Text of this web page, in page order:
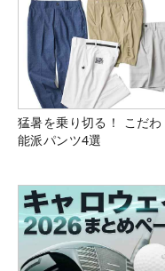
猛暑を乗り切る！ こだわ
能派パンツ4選